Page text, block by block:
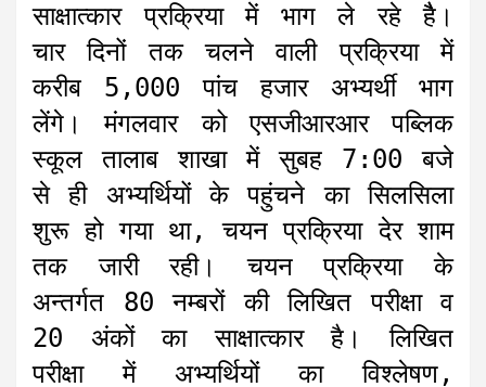
साक्षात्कार प्रक्रिया में भाग ले रहे हैै।
चार दिनों तक चलने वाली प्रक्रिया में
करीब 5,000 पांच हजार अभ्यर्थी भाग
लेंगे। मंगलवार को एसजीआरआर पब्लिक
स्कूल तालाब शाखा में सुबह 7:00 बजे
से ही अभ्यर्थियों के पहुंचने का सिलसिला
शुरू हो गया था, चयन प्रक्रिया देर शाम
तक जारी रही। चयन प्रक्रिया के
अन्तर्गत 80 नम्बरों की लिखित परीक्षा व
20 अंकों का साक्षात्कार है। लिखित
परीक्षा में अभ्यर्थियों का विश्लेषण,